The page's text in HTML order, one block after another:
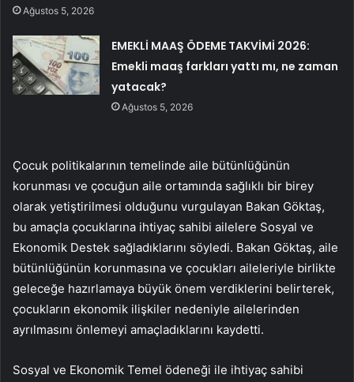
Ağustos 5, 2026
EMEKLİ MAAŞ ÖDEME TAKVİMİ 2026:
Emekli maaş farkları yattı mı, ne zaman
yatacak?
Ağustos 5, 2026
Çocuk politikalarının temelinde aile bütünlüğünün
korunması ve çocuğun aile ortamında sağlıklı bir birey
olarak yetiştirilmesi olduğunu vurgulayan Bakan Göktaş,
bu amaçla çocuklarına ihtiyaç sahibi ailelere Sosyal ve
Ekonomik Destek sağladıklarını söyledi. Bakan Göktaş, aile
bütünlüğünün korunmasına ve çocukları aileleriyle birlikte
geleceğe hazırlamaya büyük önem verdiklerini belirterek,
çocukların ekonomik ilişkiler nedeniyle ailelerinden
ayrılmasını önlemeyi amaçladıklarını kaydetti.
Sosyal ve Ekonomik Temel ödeneği ile ihtiyaç sahibi